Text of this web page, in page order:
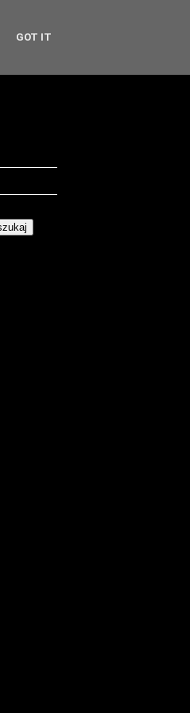
GOT IT